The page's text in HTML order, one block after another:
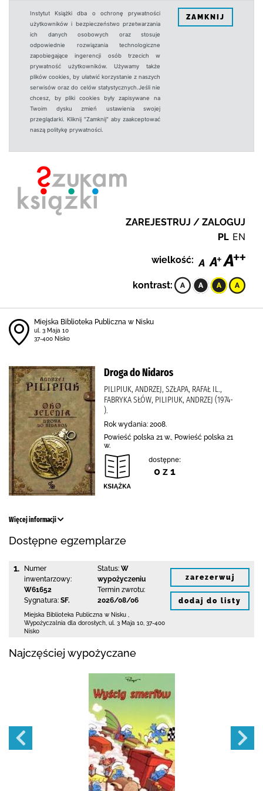
Instytut Książki dba o ochronę prywatności
użytkowników i bezpieczeństwo przetwarzania
ich danych osobowych oraz stosuje
odpowiednie rozwiązania technologiczne
zapobiegające ingerencji osób trzecich w
prywatność użytkowników. Używamy także
plików cookies, by ułatwić korzystanie z naszych
serwisów oraz do celów statystycznych.Jeśli nie
chcesz, by pliki cookies były zapisywane na
Twoim dysku zmień ustawienia swojej
przeglądarki. Kliknij "Zamknij" aby zaakceptować
naszą politykę prywatności.
ZAMKNIJ
ZAREJESTRUJ / ZALOGUJ
PL EN
wielkość:
kontrast:
Miejska Biblioteka Publiczna w Nisku
ul. 3 Maja 10
37-400 Nisko
Droga do Nidaros
PILIPIUK, ANDRZEJ, SZŁAPA, RAFAŁ IL.,
FABRYKA SŁÓW, PILIPIUK, ANDRZEJ (1974-
).
Rok wydania: 2008.
Powieść polska 21 w., Powieść polska 21
w.
dostępne:
0 z 1
Więcej informacji
Dostępne egzemplarze
1.
Numer
inwentarzowy:
W61652
Sygnatura: SF.
Status: W
wypożyczeniu
Termin zwrotu:
2026/08/06
Miejska Biblioteka Publiczna w Nisku
Wypożyczalnia dla dorosłych, ul. 3 Maja 10 37-400
Nisko
zarezerwuj
dodaj do listy
Najczęściej wypożyczane